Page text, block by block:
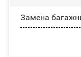
Замена